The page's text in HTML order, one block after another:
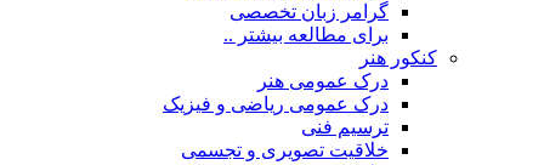
گرامر زبان تخصصی
برای مطالعه بیشتر ..
کنکور هنر
درک عمومی هنر
درک عمومی ریاضی و فیزیک
ترسیم فنی
خلاقیت تصویری و تجسمی